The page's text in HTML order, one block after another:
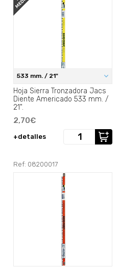
533 mm. / 21"
Hoja Sierra Tronzadora Jacs
Diente Americado 533 mm. /
21".
2,70€
+detalles
Ref: 08200017